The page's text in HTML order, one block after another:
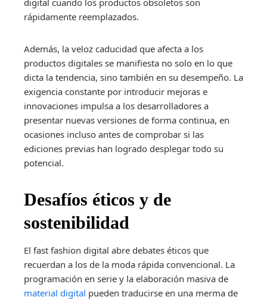
rápidamente reemplazados.
Además, la veloz caducidad que afecta a los
productos digitales se manifiesta no solo en lo que
dicta la tendencia, sino también en su desempeño. La
exigencia constante por introducir mejoras e
innovaciones impulsa a los desarrolladores a
presentar nuevas versiones de forma continua, en
ocasiones incluso antes de comprobar si las
ediciones previas han logrado desplegar todo su
potencial.
Desafíos éticos y de
sostenibilidad
El fast fashion digital abre debates éticos que
recuerdan a los de la moda rápida convencional. La
programación en serie y la elaboración masiva de
material digital pueden traducirse en una merma de